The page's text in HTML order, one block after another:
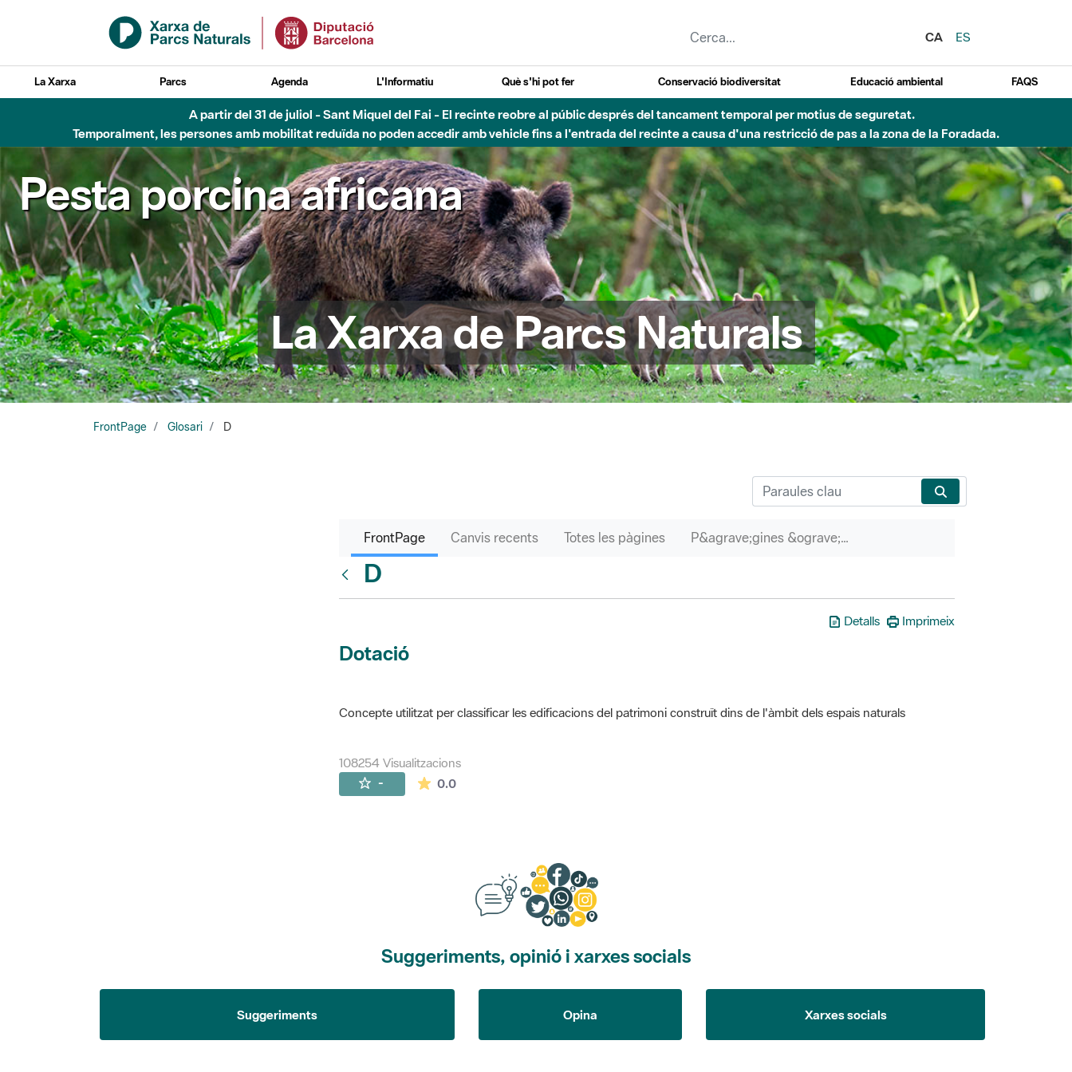
Salta al contingut principal
CA
ES
La Xarxa Parcs Agenda L'Informatiu Què s'hi pot fer Conservació biodiversitat Educació ambiental FAQS
A partir del 31 de juliol - Sant Miquel del Fai - El recinte reobre al públic després del tancament temporal per motius de seguretat.
Temporalment, les persones amb mobilitat reduïda no poden accedir amb vehicle fins a l'entrada del recinte a causa d'una restricció de pas a la zona de la Foradada.
Pesta porcina africana
La Xarxa de Parcs Naturals
FrontPage Glosari D
FrontPage Canvis recents Totes les pàgines P&agrave;gines &ograve;rfenes
D
Detalls Imprimeix
Dotació
Concepte utilitzat per classificar les edificacions del patrimoni construït dins de l'àmbit dels espais naturals
108254 Visualitzacions
- 0.0La mitjana de les valoracions és de 0 estrelles de 5.
Suggeriments, opinió i xarxes socials
Suggeriments Opina Xarxes socials